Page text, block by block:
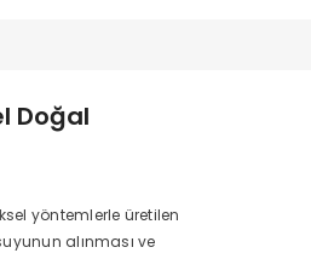
Doğal
yöntemlerle üretilen
alınması ve